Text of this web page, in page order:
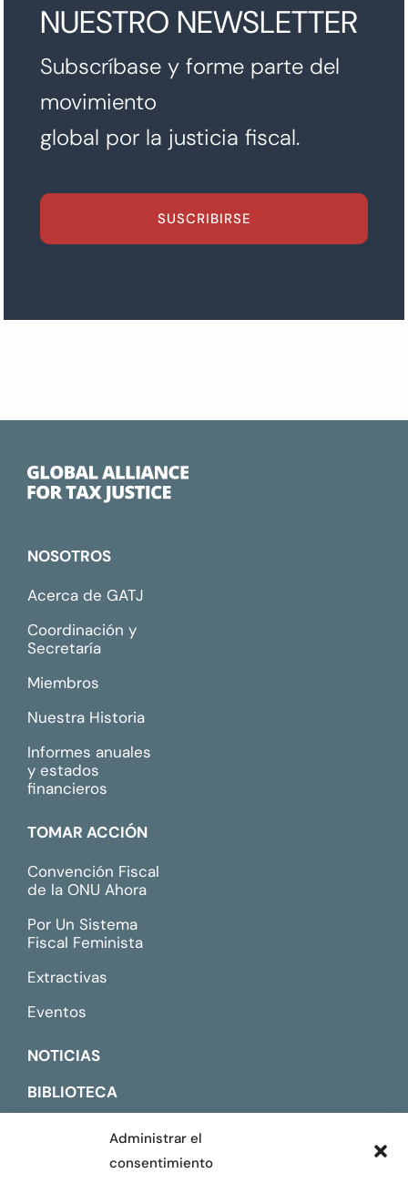
Administrar el
consentimiento
NUESTRO NEWSLETTER
Subscríbase y forme parte del
movimiento
global por la justicia fiscal.
SUSCRIBIRSE
NOSOTROS
Acerca de GATJ
Coordinación y
Secretaría
Miembros
Nuestra Historia
Informes anuales
y estados
financieros
TOMAR ACCIÓN
Convención Fiscal
de la ONU Ahora
Por Un Sistema
Fiscal Feminista
Extractivas
Eventos
NOTICIAS
BIBLIOTECA